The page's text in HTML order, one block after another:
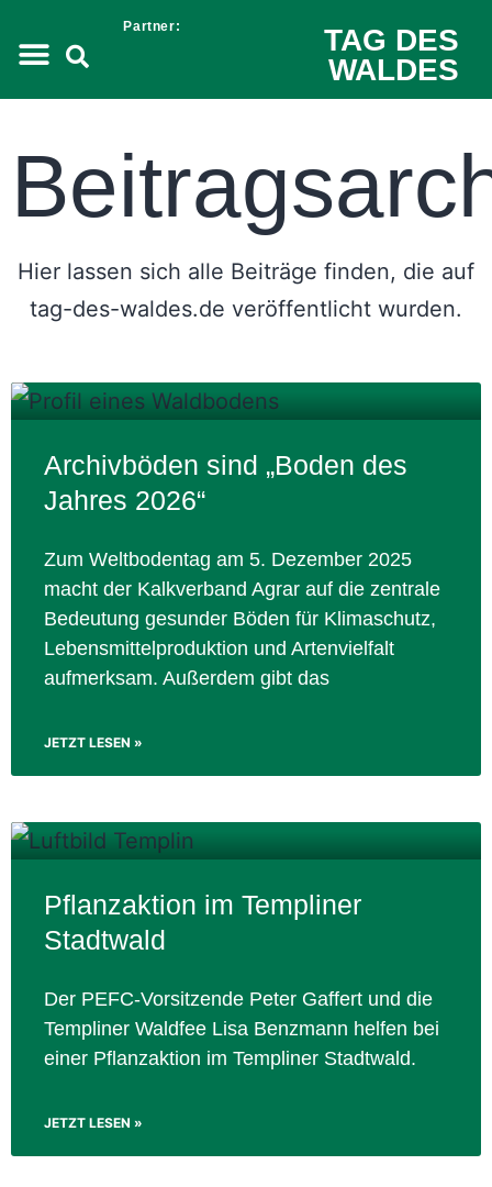
Partner:
TAG DES
WALDES
Hier lassen sich alle Beiträge finden, die auf
tag-des-waldes.de veröffentlicht wurden.
Archivböden sind „Boden des
Jahres 2026“
Zum Weltbodentag am 5. Dezember 2025
macht der Kalkverband Agrar auf die zentrale
Bedeutung gesunder Böden für Klimaschutz,
Lebensmittelproduktion und Artenvielfalt
aufmerksam. Außerdem gibt das
JETZT LESEN »
Pflanzaktion im Templiner
Stadtwald
Der PEFC-Vorsitzende Peter Gaffert und die
Templiner Waldfee Lisa Benzmann helfen bei
einer Pflanzaktion im Templiner Stadtwald.
JETZT LESEN »